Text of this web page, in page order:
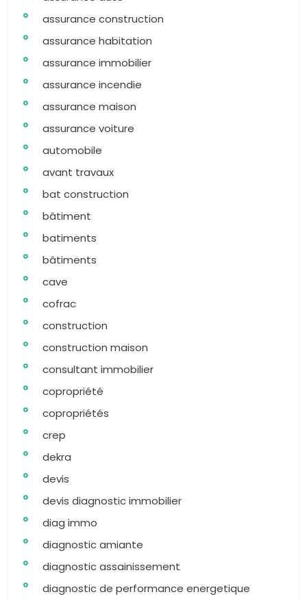
assurance construction
assurance habitation
assurance immobilier
assurance incendie
assurance maison
assurance voiture
automobile
avant travaux
bat construction
bâtiment
batiments
bâtiments
cave
cofrac
construction
construction maison
consultant immobilier
copropriété
copropriétés
crep
dekra
devis
devis diagnostic immobilier
diag immo
diagnostic amiante
diagnostic assainissement
diagnostic de performance energetique